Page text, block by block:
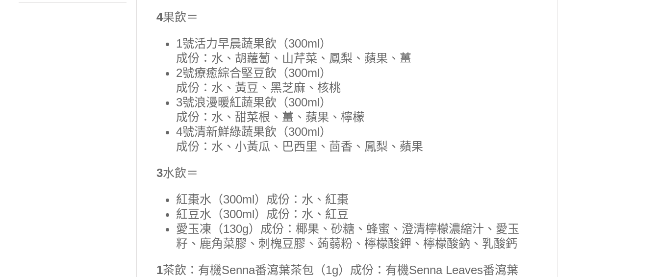
4果飲＝
1號活力早晨蔬果飲（300ml）
成份：水、胡蘿蔔、山芹菜、鳳梨、蘋果、薑
2號療癒綜合堅豆飲（300ml）
成份：水、黃豆、黑芝麻、核桃
3號浪漫暖紅蔬果飲（300ml）
成份：水、甜菜根、薑、蘋果、檸檬
4號清新鮮綠蔬果飲（300ml）
成份：水、小黃瓜、巴西里、茴香、鳳梨、蘋果
3水飲＝
紅棗水（300ml）成份：水、紅棗
紅豆水（300ml）成份：水、紅豆
愛玉凍（130g）成份：椰果、砂糖、蜂蜜、澄清檸檬濃縮汁、愛玉
籽、鹿角菜膠、刺槐豆膠、蒟蒻粉、檸檬酸鉀、檸檬酸鈉、乳酸鈣
1茶飲：有機Senna番瀉葉茶包（1g）成份：有機Senna Leaves番瀉葉